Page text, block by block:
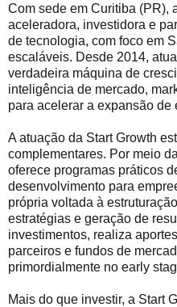
Com sede em Curitiba (PR),
aceleradora, investidora e
de tecnologia, com foco em
escaláveis. Desde 2014,
verdadeira máquina de
inteligência de mercado,
para acelerar a expansão de
A atuação da Start Growth
complementares. Por meio
oferece programas práticos
desenvolvimento para
própria voltada à
estratégias e geração de
investimentos, realiza
parceiros e fundos de
primordialmente no early
Mais do que investir, a Start